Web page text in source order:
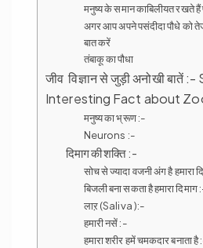
मनुष्य के समान काबिलीयत रखते हैं
अगर आप अपने पसंदीदा पौधे को
बात करें
तंबाकू का पौधा
जीव विज्ञान से जुड़ी अनोखी बातें
Interesting Fact about
मनुष्य का भ्रूण :-
Neurons :-
दिमाग की शक्ति :-
सोच से ज्यादा वजनी अंग है हमारा
बिजली बना सकता है हमारा दिमाग
लाऱ (Saliva ):-
हमारी नसें :-
हमारा शरीर हमें चमकदार बनाता है